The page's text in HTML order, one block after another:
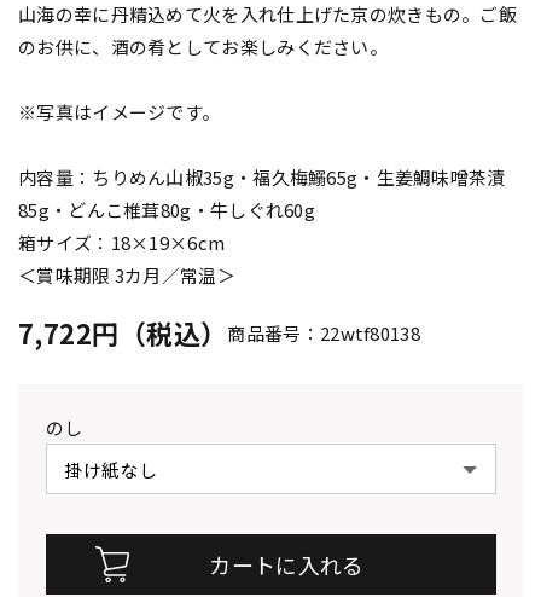
山海の幸に丹精込めて火を入れ仕上げた京の炊きもの。ご飯
のお供に、酒の肴としてお楽しみください。
※写真はイメージです。
内容量：ちりめん山椒35g・福久梅鰯65g・生姜鯛味噌茶漬
85g・どんこ椎茸80g・牛しぐれ60g
箱サイズ：18×19×6cm
＜賞味期限 3カ月／常温＞
7,722円（税込） 商品番号：22wtf80138
のし